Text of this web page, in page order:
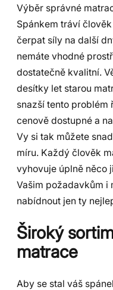
Výběr správné
Spánkem tráví
čerpat síly na další
nemáte vhodné
dostatečně kvalitní.
desítky let starou
snazší tento problém
cenově dostupné a
Vy si tak můžete
míru. Každý člověk
vyhovuje úplně něco
Vašim požadavkům i
nabídnout jen ty
Široký
matrace
Aby se stal váš